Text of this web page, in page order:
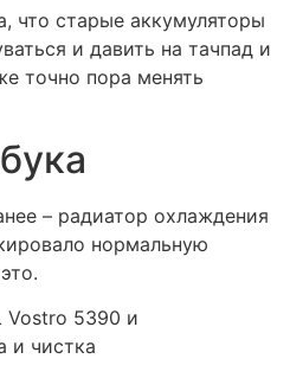
что старые аккумуляторы
и давить на тачпад и
точно пора менять
– радиатор охлаждения
нормальную